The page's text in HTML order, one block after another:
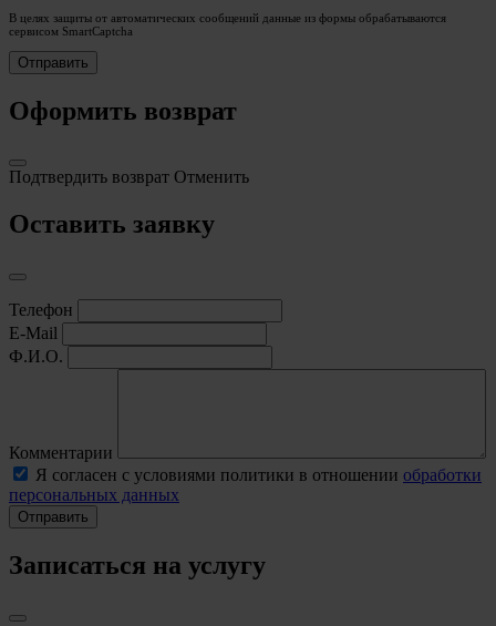
В целях защиты от автоматических сообщений данные из формы обрабатываются
сервисом SmartCaptcha
Оформить возврат
Подтвердить возврат Отменить
Оставить заявку
Телефон
E-Mail
Ф.И.О.
Комментарии
Я согласен с условиями политики в отношении обработки
персональных данных
Записаться на услугу